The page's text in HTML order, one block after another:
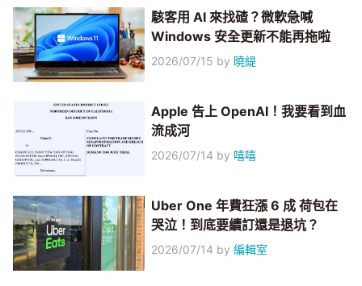
駭客用 AI 來找碴？微軟急喊
Windows 安全更新不能再拖啦
2026/07/15 by 曉緹
Apple 告上 OpenAI！我要看到血
流成河
2026/07/14 by 嘻嘻
Uber One 年費狂漲 6 成 荷包在
哭泣！到底要續訂還是退坑？
2026/07/14 by編輯室